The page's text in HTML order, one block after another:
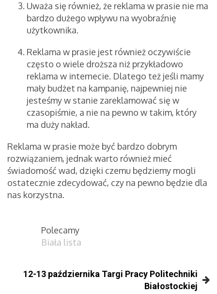
Uważa się również, że reklama w prasie nie ma
bardzo dużego wpływu na wyobraźnię
użytkownika.
Reklama w prasie jest również oczywiście
często o wiele droższa niż przykładowo
reklama w internecie. Dlatego też jeśli mamy
mały budżet na kampanię, najpewniej nie
jesteśmy w stanie zareklamować się w
czasopiśmie, a nie na pewno w takim, który
ma duży nakład.
Reklama w prasie może być bardzo dobrym
rozwiązaniem, jednak warto również mieć
świadomość wad, dzięki czemu będziemy mogli
ostatecznie zdecydować, czy na pewno będzie dla
nas korzystna.
Polecamy
Biała lista
12-13 października Targi Pracy Politechniki
Białostockiej